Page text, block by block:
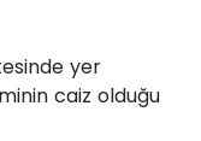
yer
caiz olduğu